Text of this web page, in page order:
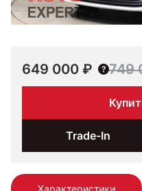
Характеристики
649 000 ₽ 749
Trade-In